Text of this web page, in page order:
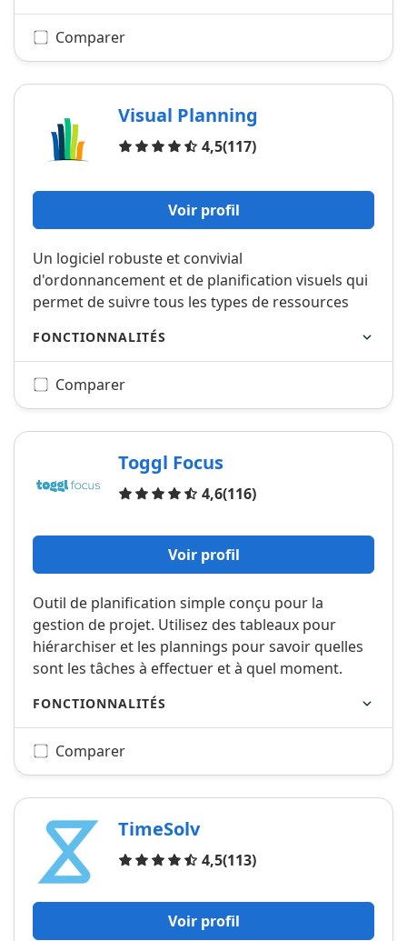
Comparer
Visual Planning
4,5(117)
Avis
Voir profil
Un logiciel robuste et convivial
d'ordonnancement et de planification visuels qui
permet de suivre tous les types de ressources
FONCTIONNALITÉS
Comparer
Toggl Focus
4,6(116)
Avis
Voir profil
Outil de planification simple conçu pour la
gestion de projet. Utilisez des tableaux pour
hiérarchiser et les plannings pour savoir quelles
sont les tâches à effectuer et à quel moment.
FONCTIONNALITÉS
Comparer
TimeSolv
4,5(113)
Avis
Voir profil